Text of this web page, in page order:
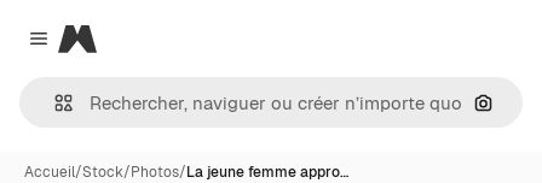
Close menu
Magnific
Accueil/Stock/Photos/La jeune femme appro…